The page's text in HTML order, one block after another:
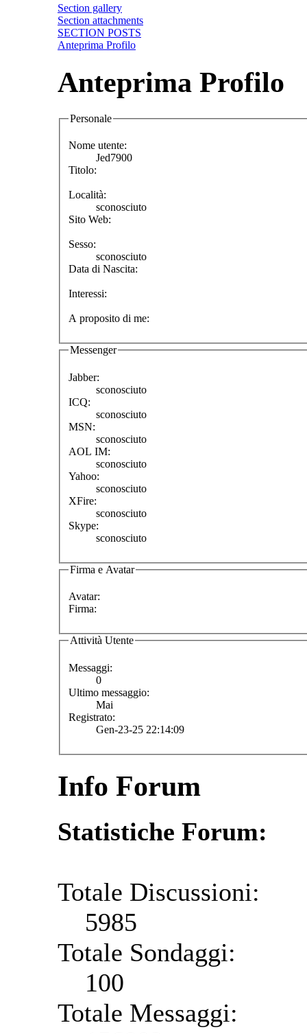
Section gallery
Section attachments
SECTION POSTS
Anteprima Profilo
Anteprima Profilo
Personale
Nome utente:
Jed7900
Titolo:
Località:
sconosciuto
Sito Web:
Sesso:
sconosciuto
Data di Nascita:
Interessi:
A proposito di me:
Messenger
Jabber:
sconosciuto
ICQ:
sconosciuto
MSN:
sconosciuto
AOL IM:
sconosciuto
Yahoo:
sconosciuto
XFire:
sconosciuto
Skype:
sconosciuto
Firma e Avatar
Avatar:
Firma:
Attività Utente
Messaggi:
0
Ultimo messaggio:
Mai
Registrato:
Gen-23-25 22:14:09
Info Forum
Statistiche Forum:
Totale Discussioni:
5985
Totale Sondaggi:
100
Totale Messaggi: